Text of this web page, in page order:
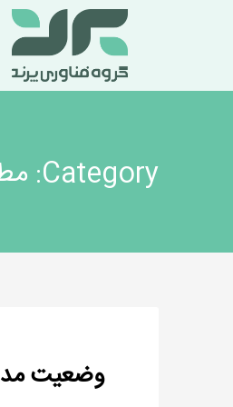
Category: مطالعه موردی
وضعیت